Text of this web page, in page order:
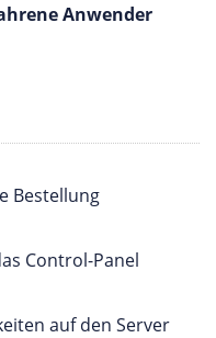
Anwender
Bestellung
Control-Panel
auf den Server